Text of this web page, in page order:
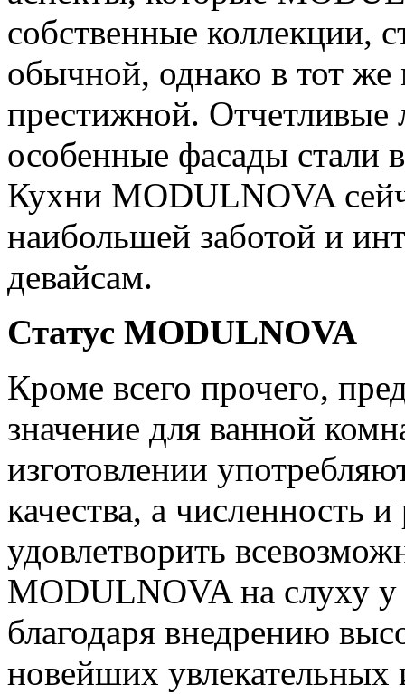
собственные коллекции,
обычной, однако в тот
престижной.
особенные фасады стали
Кухни MODULNOVA
наибольшей заботой и
девайсам.
Статус MODULNOVA
Кроме всего прочего,
значение для ванной
изготовлении
качества, а численность
удовлетворить
MODULNOVA на слуху у
благодаря внедрению
новейших увлекательных